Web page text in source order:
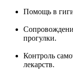
Помощь в
прогулки.
Контроль
лекарств.